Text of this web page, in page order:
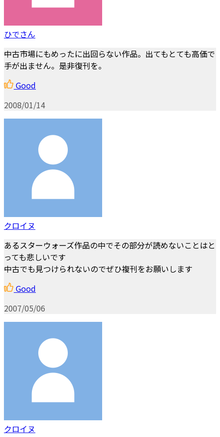
ひでさん
中古市場にもめったに出回らない作品。出てもとても高価で
手が出ません。是非復刊を。
Good
2008/01/14
クロイヌ
あるスターウォーズ作品の中でその部分が読めないことはと
っても悲しいです
中古でも見つけられないのでぜひ複刊をお願いします
Good
2007/05/06
クロイヌ